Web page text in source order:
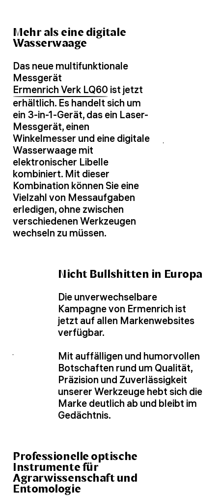
Mehr als eine digitale
Wasserwaage
Das neue multifunktionale
Messgerät
Ermenrich Verk LQ60 ist jetzt
erhältlich. Es handelt sich um
ein 3-in-1-Gerät, das ein Laser-
Messgerät, einen
Winkelmesser und eine digitale
Wasserwaage mit
elektronischer Libelle
kombiniert. Mit dieser
Kombination können Sie eine
Vielzahl von Messaufgaben
erledigen, ohne zwischen
verschiedenen Werkzeugen
wechseln zu müssen.
Nicht Bullshitten in Europa
Die unverwechselbare
Kampagne von Ermenrich ist
jetzt auf allen Markenwebsites
verfügbar.
Mit auffälligen und humorvollen
Botschaften rund um Qualität,
Präzision und Zuverlässigkeit
unserer Werkzeuge hebt sich die
Marke deutlich ab und bleibt im
Gedächtnis.
Professionelle optische
Instrumente für
Agrarwissenschaft und
Entomologie